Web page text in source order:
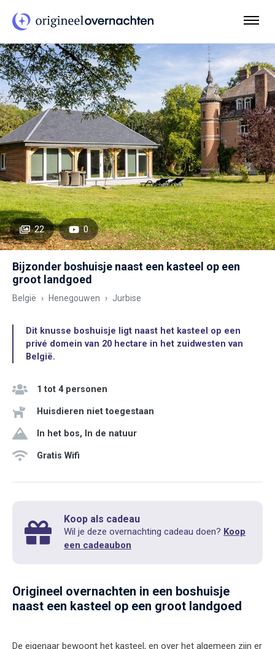
22 0
Bijzonder boshuisje naast een kasteel op een
groot landgoed
België Henegouwen Jurbise
Dit knusse boshuisje ligt naast het kasteel op een
privé domein van 20 hectare in het zuidwesten van
België.
1 tot 4 personen
Huisdieren niet toegestaan
In het bos, In de natuur
Gratis Wifi
Koop als cadeau
Wil je deze overnachting cadeau doen? Koop
een cadeaubon
Origineel overnachten in een boshuisje
naast een kasteel op een groot landgoed
De eigenaar bewoont het kasteel, en over het algemeen zijn er